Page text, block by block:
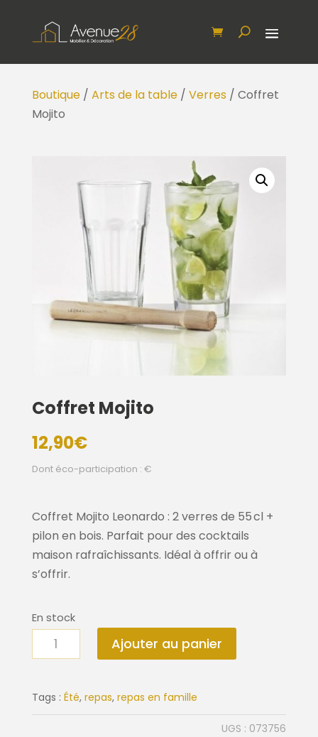
Boutique/ Arts de la table/ Verres/ Coffret
Mojito
Coffret Mojito
12,90€
Dont éco-participation : €
Coffret Mojito Leonardo : 2 verres de 55 cl +
pilon en bois. Parfait pour des cocktails
maison rafraîchissants. Idéal à offrir ou à
s’offrir.
En stock
quantité
de
Mojito
Ajouter au panier
Tags : Été, repas, repas en famille
UGS : 073756